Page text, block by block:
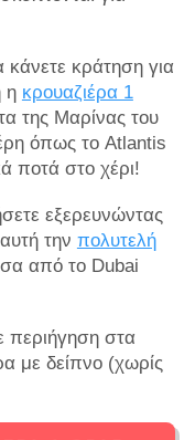
κάνετε κράτηση για
η κρουαζιέρα 1
της Μαρίνας του
όπως το Atlantis
ποτά στο χέρι!
εξερευνώντας
την πολυτελή
από το Dubai
περιήγηση στα
με δείπνο (χωρίς